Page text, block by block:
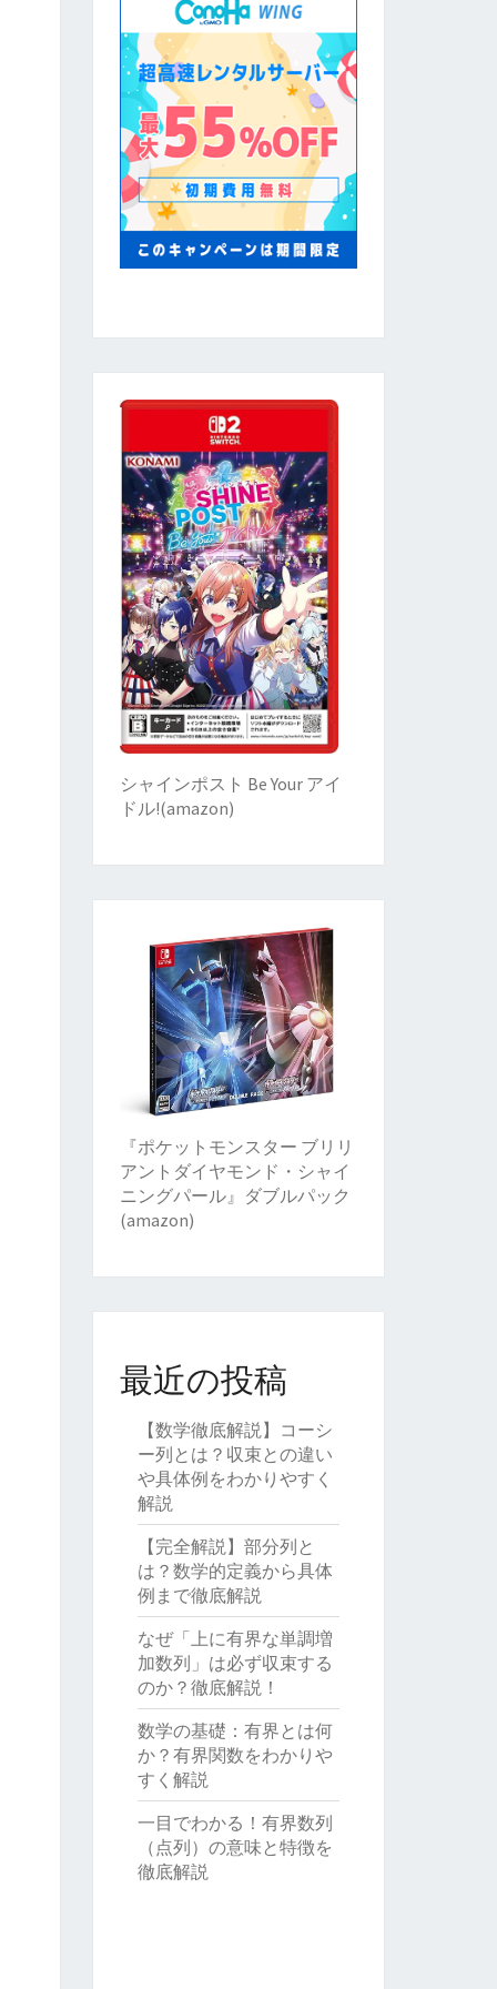
シャインポスト Be Your アイ
ドル!(amazon)
『ポケットモンスター ブリリ
アントダイヤモンド・シャイ
ニングパール』ダブルパック
(amazon)
最近の投稿
【数学徹底解説】コーシ
ー列とは？収束との違い
や具体例をわかりやすく
解説
【完全解説】部分列と
は？数学的定義から具体
例まで徹底解説
なぜ「上に有界な単調増
加数列」は必ず収束する
のか？徹底解説！
数学の基礎：有界とは何
か？有界関数をわかりや
すく解説
一目でわかる！有界数列
（点列）の意味と特徴を
徹底解説